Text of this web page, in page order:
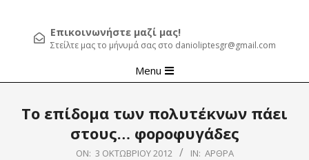
Επικοινωνήστε μαζί μας!
Στείλτε μας το μήνυμά σας στο danioliptesgr@gmail.com
Navigation
Menu
To επίδομα των πολυτέκνων πάει
στους… φοροφυγάδες
ON: 3 ΟΚΤΩΒΡΊΟΥ 2012 IN: ΆΡΘΡΑ